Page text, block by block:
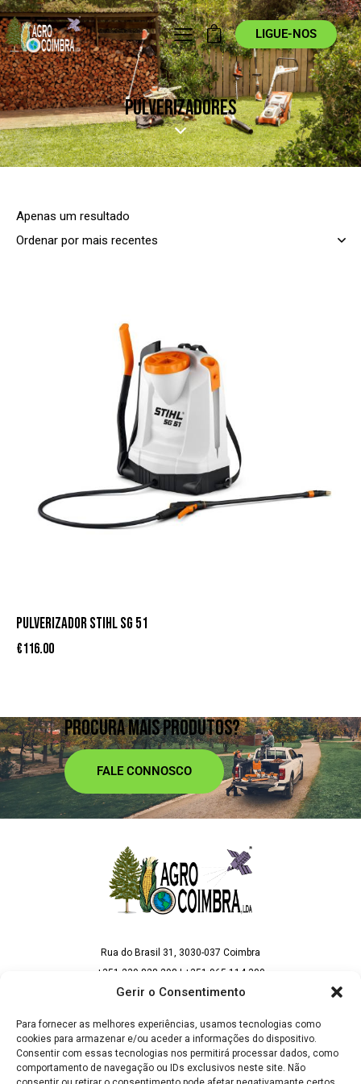
Gerir o Consentimento
Para fornecer as melhores experiências, usamos tecnologias como
cookies para armazenar e/ou aceder a informações do dispositivo.
Consentir com essas tecnologias nos permitirá processar dados, como
comportamento de navegação ou IDs exclusivos neste site. Não
0 LIGUE-NOS
PULVERIZADORES
Apenas um resultado
PULVERIZADOR STIHL SG 51
€116.00
PROCURA MAIS PRODUTOS?
FALE CONNOSCO
Rua do Brasil 31, 3030-037 Coimbra
+351 239 828 298 | +351 965 114 300
geral@agrocoimbra.pt | vendas@agrocoimbra.pt